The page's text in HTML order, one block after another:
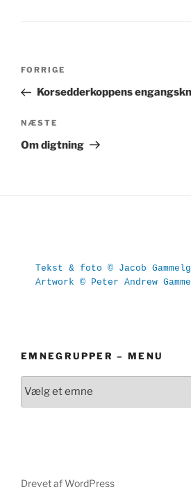
Indlægsnavigation
Forrige
indlæg
FORRIGE
Korsedderkoppens
Næste
indlæg
NÆSTE
Om digtning
Tekst & foto © Jacob
Artwork © Peter Andrew
EMNEGRUPPER – MENU
Drevet af WordPress